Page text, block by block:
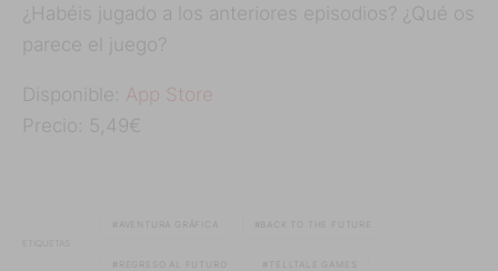
¿Habéis jugado a los anteriores episodios? ¿Qué os
parece el juego?
Disponible: App Store
Precio: 5,49€
ETIQUETAS
AVENTURA GRÁFICA BACK TO THE FUTURE
REGRESO AL FUTURO TELLTALE GAMES